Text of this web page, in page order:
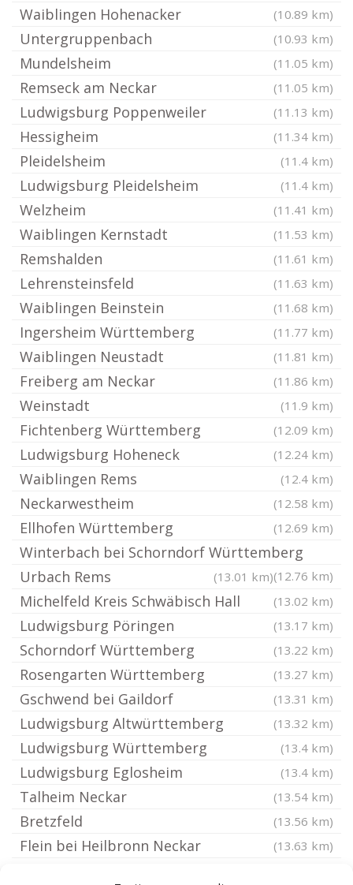
Waiblingen Hohenacker (10.89 km)
Untergruppenbach (10.93 km)
Mundelsheim (11.05 km)
Remseck am Neckar (11.05 km)
Ludwigsburg Poppenweiler (11.13 km)
Hessigheim (11.34 km)
Pleidelsheim (11.4 km)
Ludwigsburg Pleidelsheim (11.4 km)
Welzheim (11.41 km)
Waiblingen Kernstadt (11.53 km)
Remshalden (11.61 km)
Lehrensteinsfeld (11.63 km)
Waiblingen Beinstein (11.68 km)
Ingersheim Württemberg (11.77 km)
Waiblingen Neustadt (11.81 km)
Freiberg am Neckar (11.86 km)
Weinstadt (11.9 km)
Fichtenberg Württemberg (12.09 km)
Ludwigsburg Hoheneck (12.24 km)
Waiblingen Rems (12.4 km)
Neckarwestheim (12.58 km)
Ellhofen Württemberg (12.69 km)
Winterbach bei Schorndorf Württemberg
(12.76 km)
Urbach Rems (13.01 km)
Michelfeld Kreis Schwäbisch Hall (13.02 km)
Ludwigsburg Pöringen (13.17 km)
Schorndorf Württemberg (13.22 km)
Rosengarten Württemberg (13.27 km)
Gschwend bei Gaildorf (13.31 km)
Ludwigsburg Altwürttemberg (13.32 km)
Ludwigsburg Württemberg (13.4 km)
Ludwigsburg Eglosheim (13.4 km)
Talheim Neckar (13.54 km)
Bretzfeld (13.56 km)
Flein bei Heilbronn Neckar (13.63 km)